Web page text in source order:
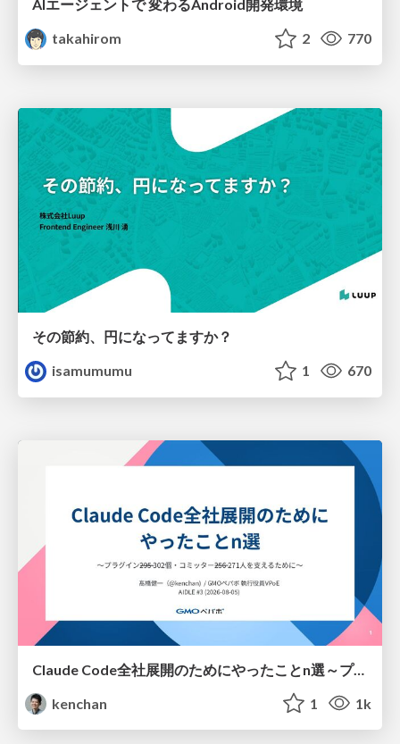
AIエージェントで 変わるAndroid開発環境
takahirom
2 770
その節約、円になってますか？
isamumumu
1 670
Claude Code全社展開のためにやったことn選～プラグイン302個・コミッター271人を支えるために～
kenchan
1 1k